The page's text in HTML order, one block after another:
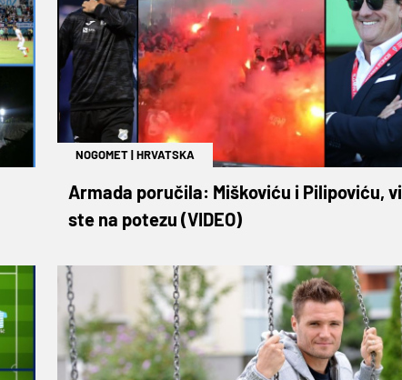
NOGOMET|HRVATSKA
Armada poručila: Miškoviću i Pilipoviću, vi
ste na potezu (VIDEO)